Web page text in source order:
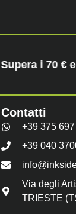
Supera i 70 €
Contatti
+39 375
+39 040
Via degli
TRIESTE